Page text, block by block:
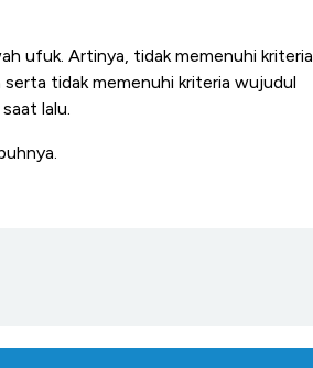
ufuk. Artinya, tidak memenuhi kriteria
tidak memenuhi kriteria wujudul
lalu.
Nasib Mata Uang Asia: Rupiah-